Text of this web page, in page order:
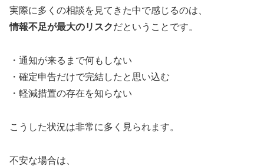
実際に多くの相談を見てきた中で感じるのは、
情報不足が最大のリスクだということです。
・通知が来るまで何もしない
・確定申告だけで完結したと思い込む
・軽減措置の存在を知らない
こうした状況は非常に多く見られます。
不安な場合は、